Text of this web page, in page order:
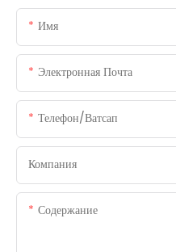
Имя
Электронная Почта
Телефон/ватсап
Компания
Содержание